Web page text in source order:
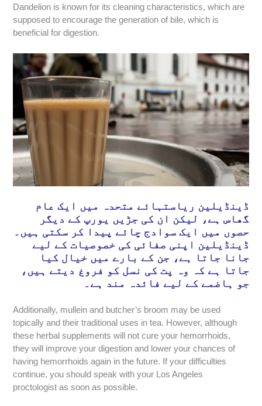
Dandelion is known for its cleaning characteristics, which are
supposed to encourage the generation of bile, which is
beneficial for digestion.
ڈینڈیلین ریاستہائے متحدہ میں ایک عام
گھاس ہے، لیکن ان کی جڑیں یورپ کے دیگر
حصوں میں ایک سوادج چائے پیدا کر سکتی ہیں۔
ڈینڈیلین اپنی صفائی کی خصوصیات کے لیے
جانا جاتا ہے، جن کے بارے میں خیال کیا
جاتا ہے کہ وہ پت کی نسل کو فروغ دیتے ہیں،
جو ہاضمے کے لیے فائدہ مند ہے۔
Additionally, mullein and butcher’s broom may be used
topically and their traditional uses in tea. However, although
these herbal supplements will not cure your hemorrhoids,
they will improve your digestion and lower your chances of
having hemorrhoids again in the future. If your difficulties
continue, you should speak with your Los Angeles
proctologist as soon as possible.